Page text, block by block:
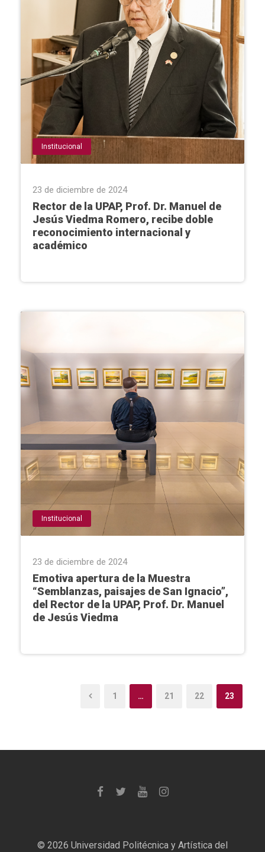
Institucional
23 de diciembre de 2024
Rector de la UPAP, Prof. Dr. Manuel de
Jesús Viedma Romero, recibe doble
reconocimiento internacional y
académico
Institucional
23 de diciembre de 2024
Emotiva apertura de la Muestra
“Semblanzas, paisajes de San Ignacio”,
del Rector de la UPAP, Prof. Dr. Manuel
de Jesús Viedma
1 … 21 22 23
© 2026 Universidad Politécnica y Artística del